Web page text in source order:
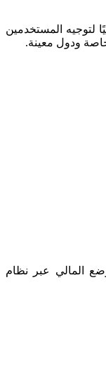
لتوجيه المستخدمين
ودول معينة.
المالي عبر نظام